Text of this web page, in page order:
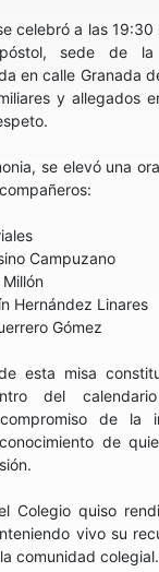
celebró a las 19:30
sede de
en calle Granada
y allegados
se elevó una
Campuzano
Hernández Linares
Gómez
esta misa
del
de la
de
Colegio quiso
vivo su
comunidad colegial.